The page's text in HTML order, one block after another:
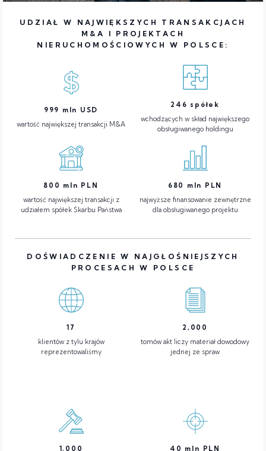
UDZIAŁ W NAJWIĘKSZYCH TRANSAKCJACH
M&A I PROJEKTACH
NIERUCHOMOŚCIOWYCH W POLSCE:
999 mln USD
wartość największej transakcji M&A
246 spółek
wchodzących w skład największego
obsługiwanego holdingu
800 mln PLN
wartość największej transakcji z
udziałem spółek Skarbu Państwa
680
mln PLN
najwyższe finansowanie zewnętrzne
dla obsługiwanego projektu
DOŚWIADCZENIE W NAJGŁOŚNIEJSZYCH
PROCESACH W POLSCE
17
klientów z tylu krajów
reprezentowaliśmy
2,000
tomów akt liczy materiał dowodowy
jednej ze spraw
1,000
40 mln PLN